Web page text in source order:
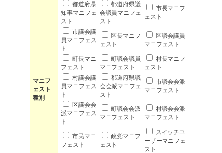
マニフ
ェスト
種別
都道府県
知事マニフェ
スト
都道府県議
会議員マニフェ
スト
市長マニフ
ェスト
市議会議
員マニフェス
ト
区長マニフ
ェスト
区議会議員
マニフェスト
町長マニ
フェスト
町議会議員
マニフェスト
村長マニフ
ェスト
村議会議
員マニフェス
ト
都道府県議
会会派マニフェ
スト
市議会会派
マニフェスト
区議会会
派マニフェス
ト
町議会会派
マニフェスト
村議会会派
マニフェスト
市民マニ
フェスト
政党マニフ
ェスト
スイッチユ
ーザーマニフェ
スト